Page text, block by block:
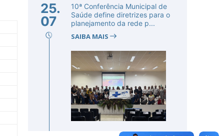
25.
07
10ª Conferência Municipal de
Saúde define diretrizes para o
planejamento da rede p...
SAIBA MAIS